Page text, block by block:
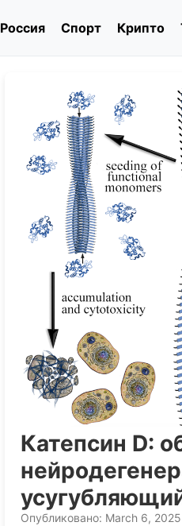
Россия Спорт Крипто
Катепсин D:
Опубликовано: March 6, 2025